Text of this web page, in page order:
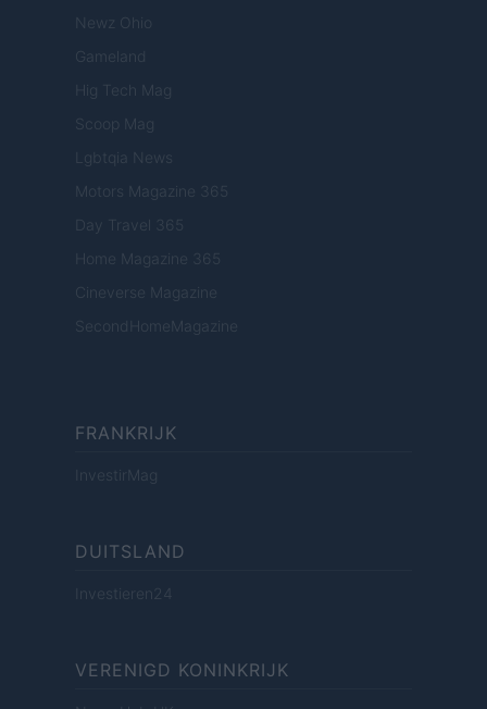
Newz Ohio
Gameland
Hig Tech Mag
Scoop Mag
Lgbtqia News
Motors Magazine 365
Day Travel 365
Home Magazine 365
Cineverse Magazine
SecondHomeMagazine
FRANKRIJK
InvestirMag
DUITSLAND
Investieren24
VERENIGD KONINKRIJK